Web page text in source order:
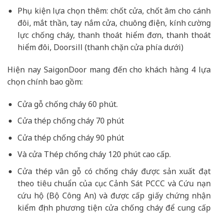
Phụ kiện lựa chọn thêm: chốt cửa, chốt âm cho cánh
đôi, mắt thần, tay nắm cửa, chuông điện, kính cường
lực chống cháy, thanh thoát hiểm đơn, thanh thoát
hiểm đôi, Doorsill (thanh chặn cửa phía dưới)
Hiện nay SaigonDoor mang đến cho khách hàng 4 lựa
chọn chính bao gồm:
Cửa gỗ chống cháy 60 phút.
Cửa thép chống cháy 70 phút
Cửa thép chống cháy 90 phút
Và cửa Thép chống cháy 120 phút cao cấp.
Cửa thép vân gỗ có chống cháy được sản xuất đạt
theo tiêu chuẩn của cục Cảnh Sát PCCC và Cứu nạn
cứu hộ (Bộ Công An) và được cấp giấy chứng nhận
kiểm định phương tiện cửa chống cháy để cung cấp